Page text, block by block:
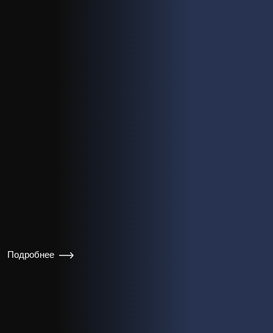
Подробнее